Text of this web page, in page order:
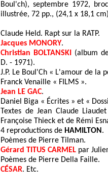
Boul'ch), septembre 1972,
illustrée, 72 pp., (24,1 x 18,1
Claude Held. Rapt sur la RATP.
Jacques MONORY.
Christian BOLTANSKI
(album
D. - 1971).
J.P. Le Boul'Ch « L'amour de la
Franck Venaille « FILMS ».
Jean LE GAC.
Daniel Biga « Écrites » et «
Textes de Jean Claude
Françoise Thieck et de Rémi
4 reproductions de HAMILTON .
Poèmes de Pierre Tilman.
Gérard TITUS CARMEL par
Poèmes de Pierre Della Faille.
CÉSAR. Etc.